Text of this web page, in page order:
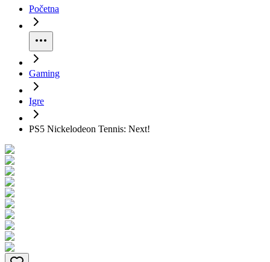
Početna
Gaming
Igre
PS5 Nickelodeon Tennis: Next!